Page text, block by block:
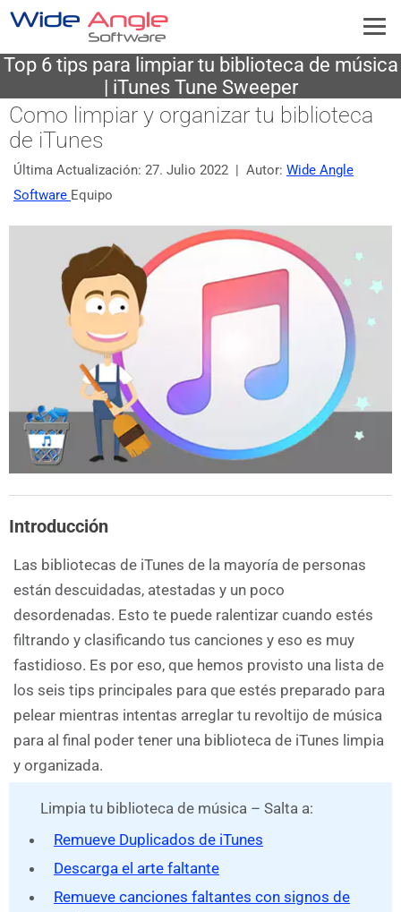
Top 6 tips para limpiar tu biblioteca de música
| iTunes Tune Sweeper
Como limpiar y organizar tu biblioteca
de iTunes
Última Actualización: 27. Julio 2022 | Autor: Wide Angle
Software Equipo
Introducción
Las bibliotecas de iTunes de la mayoría de personas
están descuidadas, atestadas y un poco
desordenadas. Esto te puede ralentizar cuando estés
filtrando y clasificando tus canciones y eso es muy
fastidioso. Es por eso, que hemos provisto una lista de
los seis tips principales para que estés preparado para
pelear mientras intentas arreglar tu revoltijo de música
para al final poder tener una biblioteca de iTunes limpia
y organizada.
Limpia tu biblioteca de música – Salta a:
Remueve Duplicados de iTunes
Descarga el arte faltante
Remueve canciones faltantes con signos de